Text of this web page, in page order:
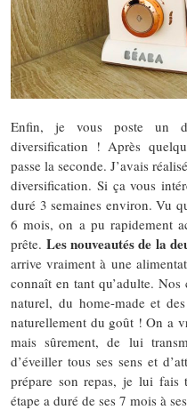
Enfin, je vous poste un
diversification ! Après
passe la seconde. J’avais
diversification. Si ça vous
duré 3 semaines environ. Vu
6 mois, on a pu rapidement
prête.Les nouveautés de la
arrive vraiment à une
connaît en tant qu’adulte.
naturel, du home-made et
naturellement du goût ! On a
mais sûrement, de lui
d’éveiller tous ses sens et
prépare son repas, je lui fais
étape a duré de ses 7 mois à